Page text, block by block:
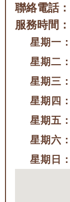
聯絡電話：
服務時間：
星期一：
星期二：
星期三：
星期四：
星期五：
星期六：
星期日：